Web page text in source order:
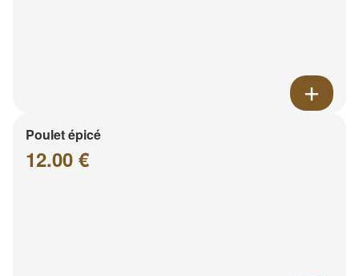
Poulet épicé
12.00 €